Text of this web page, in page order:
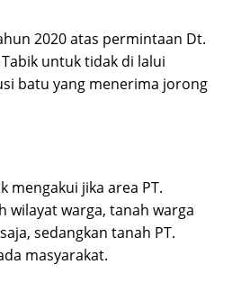
2020 atas permintaan Dt.
untuk tidak di lalui
batu yang menerima jorong
mengakui jika area PT.
wilayat warga, tanah warga
sedangkan tanah PT.
masyarakat.